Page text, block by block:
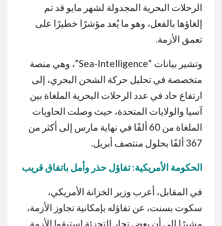
الرحلات البحرية المجدولة لشهر مايو قد تم
إلغاؤها بالفعل، وهو ما يُعد مؤشرًا خطيرًا على
تعمق الأزمة.
وتشير بيانات “Sea-Intelligence”، وهي منصة
متخصصة في تحليل حركة الشحن البحري، إلى
ارتفاع حاد في عدد الرحلات البحرية الملغاة بين
آسيا والولايات المتحدة، حيث وصلت الحاويات
الملغاة من 60 ألفًا في نهاية مارس إلى أكثر من
367 ألفًا بحلول منتصف أبريل.
الحكومة الأمريكية:تفاؤل حذر وأمل باتفاق قريب
في المقابل، أعرب وزير الخزانة الأمريكي،
سكوت بسنت، عن تفاؤله بإمكانية تجاوز الأزمة،
مشيرًا إلى أن بعض تجار التجزئة استبقوا الأزمة